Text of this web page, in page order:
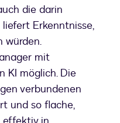
die darin
Erkenntnisse,
würden.
mit
KI möglich. Die
verbundenen
und so flache,